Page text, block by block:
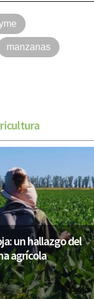
manzanas
un hallazgo del
agrícola